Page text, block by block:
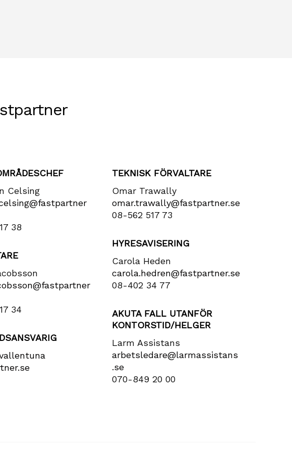
Celsing
38
34
TEKNISK FÖRVALTARE
Omar Trawally
omar.trawally@fastpartner.se
08-562 517 73
HYRESAVISERING
Carola Heden
carola​.hedren​@fastpartner​.se
08-402 34 77
AKUTA FALL UTANFÖR
KONTORSTID/HELGER
Larm Assistans
arbetsledare​@larmassistans​
.se
070-849 20 00